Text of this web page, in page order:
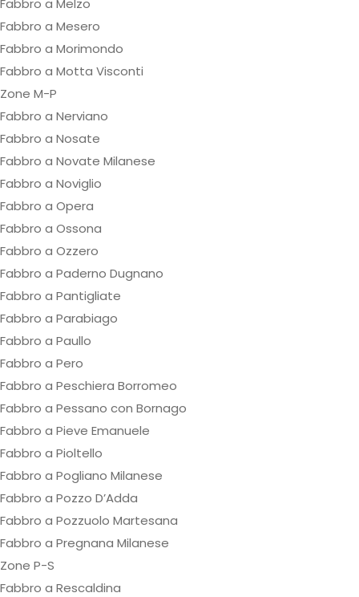
Fabbro a Melzo
Fabbro a Mesero
Fabbro a Morimondo
Fabbro a Motta Visconti
Zone M-P
Fabbro a Nerviano
Fabbro a Nosate
Fabbro a Novate Milanese
Fabbro a Noviglio
Fabbro a Opera
Fabbro a Ossona
Fabbro a Ozzero
Fabbro a Paderno Dugnano
Fabbro a Pantigliate
Fabbro a Parabiago
Fabbro a Paullo
Fabbro a Pero
Fabbro a Peschiera Borromeo
Fabbro a Pessano con Bornago
Fabbro a Pieve Emanuele
Fabbro a Pioltello
Fabbro a Pogliano Milanese
Fabbro a Pozzo D’Adda
Fabbro a Pozzuolo Martesana
Fabbro a Pregnana Milanese
Zone P-S
Fabbro a Rescaldina